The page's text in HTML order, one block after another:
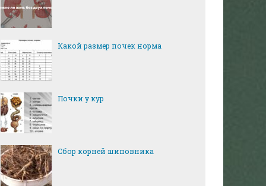
Какой размер почек норма
Почки у кур
Сбор корней шиповника